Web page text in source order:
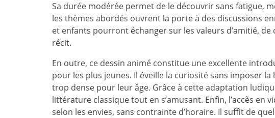
Sa durée modérée permet de le découvrir sans fatigue,
les thèmes abordés ouvrent la porte à des discussions
et enfants pourront échanger sur les valeurs d’amitié, de
récit.
En outre, ce dessin animé constitue une excellente
pour les plus jeunes. Il éveille la curiosité sans imposer
trop dense pour leur âge. Grâce à cette adaptation
littérature classique tout en s’amusant. Enfin, l’accès en
selon les envies, sans contrainte d’horaire. Il suffit de